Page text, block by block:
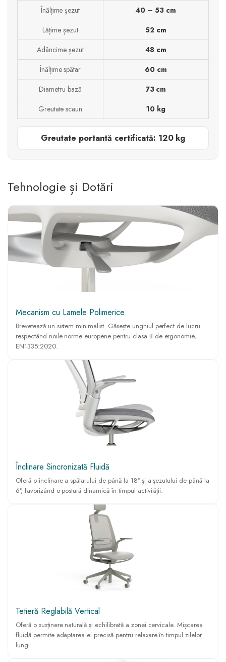
Înălțime șezut
40 – 53 cm
Lățime șezut
52 cm
Adâncime șezut
48 cm
Înălțime spătar
60 cm
Diametru bază
73 cm
Greutate scaun
10 kg
Greutate portantă certificată: 120 kg
Tehnologie și Dotări
Mecanism cu Lamele Polimerice
Brevetează un sistem minimalist. Găsește unghiul perfect de lucru
respectând noile norme europene pentru clasa B de ergonomie,
EN1335:2020.
Înclinare Sincronizată Fluidă
Oferă o înclinare a spătarului de până la 18° și a șezutului de până la
6°, favorizând o postură dinamică în timpul activității.
Tetieră Reglabilă Vertical
Oferă o susținere naturală și echilibrată a zonei cervicale. Mișcarea
fluidă permite adaptarea ei precisă pentru relaxare în timpul zilelor
lungi.